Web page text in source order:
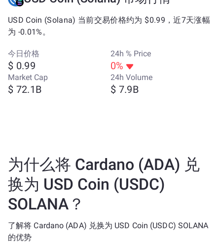
USD Coin (Solana) 当前交易价格约为 $0.99，近7天涨幅
为 -0.01%。
今日价格
$ 0.99
24h % Price
0%
Market Cap
$ 72.1B
24h Volume
$ 7.9B
为什么将 Cardano (ADA) 兑
换为 USD Coin (USDC)
SOLANA？
了解将 Cardano (ADA) 兑换为 USD Coin (USDC) SOLANA
的优势